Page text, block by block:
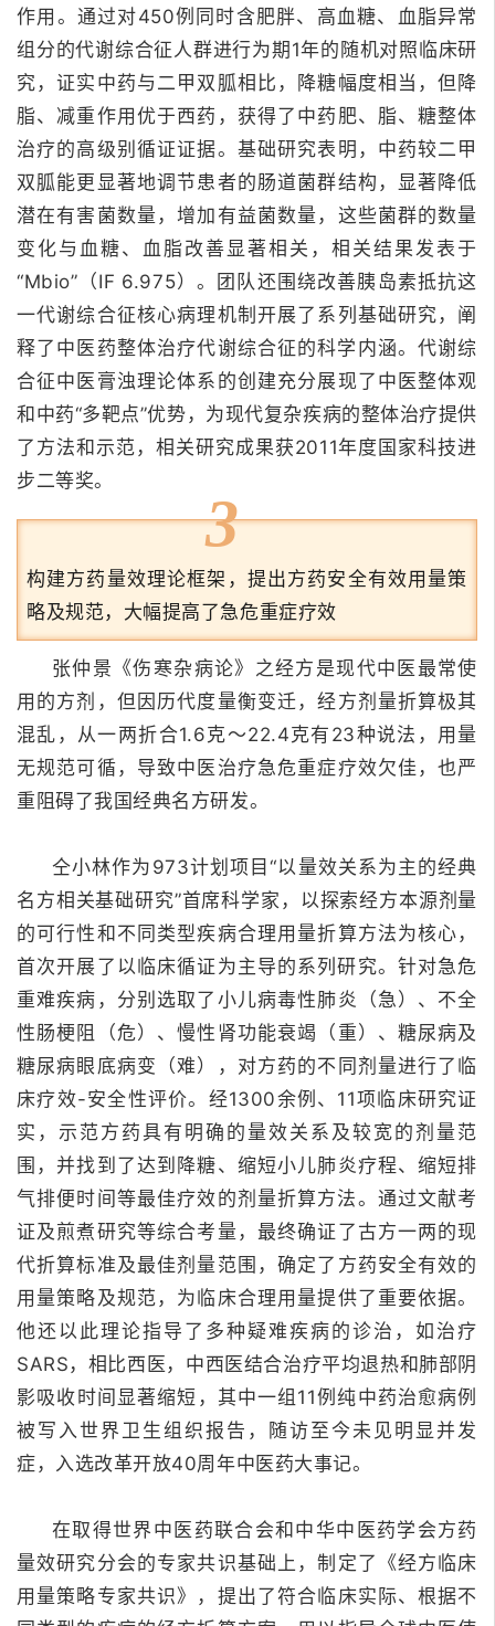
作用。 通过对450例同时含肥胖、高血糖、血脂异常
组分的代谢综合征人群进行为期1年的随机对照临床研
究，证实中药与二甲双胍相比，降糖幅度相当，但降
脂、减重作用优于西药，获得了中药肥、脂、糖整体
治疗的高级别循证证据。 基础研究表明，中药较二甲
双胍能更显著地调节患者的肠道菌群结构，显著降低
潜在有害菌数量，增加有益菌数量，这些菌群的数量
变化与血糖、血脂改善显著相关，相关结果发表于
“Mbio”（IF 6.975）。
团队还围绕改善胰岛素抵抗这
一代谢综合征核心病理机制开展了系列基础研究，阐
释了中医药整体治疗代谢综合征的科学内涵。代谢综
合征中医膏浊理论体系的创建充分展现了中医整体观
和中药“多靶点”优势，为现代复杂疾病的整体治疗提供
了方法和示范，相关研究成果获2011年度国家科技进
步二等奖。
3
构建方药量效理论框架，提出方药安全有效用量策
略及规范，大幅提高了急危重症疗效
张仲景《伤寒杂病论》之经方是现代中医最常使
用的方剂，但因历代度量衡变迁，经方剂量折算极其
混乱，从一两折合1.6克～22.4克有23种说法，用量
无规范可循，导致中医治疗急危重症疗效欠佳，也严
重阻碍了我国经典名方研发。
仝小林作为973计划项目“以量效关系为主的经典
名方相关基础研究”首席科学家，以探索经方本源剂量
的可行性和不同类型疾病合理用量折算方法为核心，
首次开展了以临床循证为主导的系列研究。 针对急危
重难疾病，分别选取了小儿病毒性肺炎（急）、不全
性肠梗阻（危）、慢性肾功能衰竭（重）、糖尿病及
糖尿病眼底病变（难），对方药的不同剂量进行了临
床疗效-安全性评价。 经1300余例、11项临床研究证
实，示范方药具有明确的量效关系及较宽的剂量范
围，并找到了达到降糖、缩短小儿肺炎疗程、缩短排
气排便时间等最佳疗效的剂量折算方法。 通过文献考
证及煎煮研究等综合考量，最终确证了古方一两的现
代折算标准及最佳剂量范围，确定了方药安全有效的
用量策略及规范，为临床合理用量提供了重要依据。
他还以此理论指导了多种疑难疾病的诊治，如治疗
SARS，相比西医，中西医结合治疗平均退热和肺部阴
影吸收时间显著缩短，其中一组11例纯中药治愈病例
被写入世界卫生组织报告，随访至今未见明显并发
症，入选改革开放40周年中医药大事记。
在取得世界中医药联合会和中华中医药学会方药
量效研究分会的专家共识基础上，制定了《经方临床
用量策略专家共识》，提出了符合临床实际、根据不